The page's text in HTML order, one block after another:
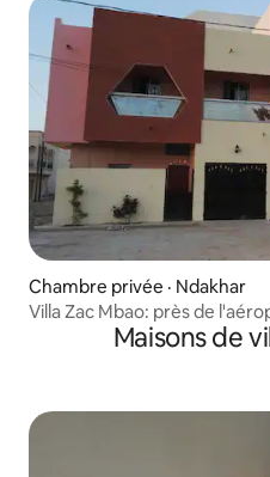
Chambre privée · Ndakhar
Villa Zac Mbao: près de
Maisons de